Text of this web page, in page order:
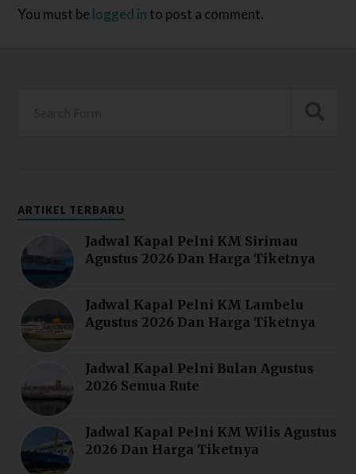
You must be logged in to post a comment.
ARTIKEL TERBARU
Jadwal Kapal Pelni KM Sirimau
Agustus 2026 Dan Harga Tiketnya
Jadwal Kapal Pelni KM Lambelu
Agustus 2026 Dan Harga Tiketnya
Jadwal Kapal Pelni Bulan Agustus
2026 Semua Rute
Jadwal Kapal Pelni KM Wilis Agustus
2026 Dan Harga Tiketnya